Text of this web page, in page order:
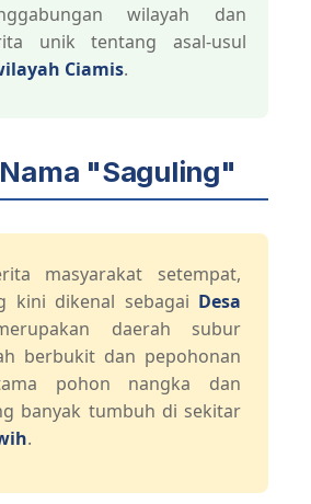
wilayah dan
unik tentang asal-usul
Ciamis.
"Saguling"
masyarakat setempat,
kini dikenal sebagai Desa
daerah subur
berbukit dan pepohonan
pohon nangka dan
banyak tumbuh di sekitar
.